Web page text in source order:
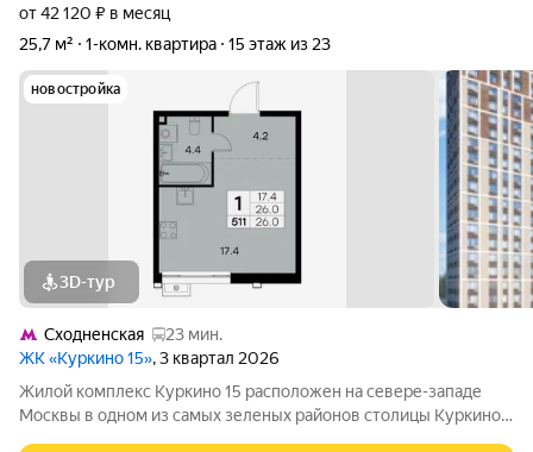
от 42 120 ₽ в месяц
25,7 м²
1-комн. квартира 15 этаж из 23
новостройка
3D-тур
Сходненская
23 мин.
ЖК «Куркино 15», 3 квартал 2026
Жилой комплекс Куркино 15 расположен на севере-западе
Москвы в одном из самых зеленых районов столицы Куркино.